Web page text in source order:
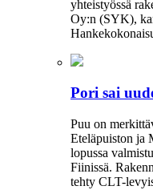
yhteistyössä
Oy:n (SYK),
Pori sai
Puu on
Eteläpuiston ja
lopussa
Fiinissä.
tehty CLT-